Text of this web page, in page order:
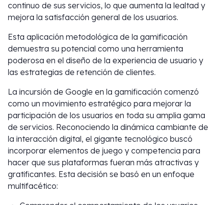
continuo de sus servicios, lo que aumenta la lealtad y
mejora la satisfacción general de los usuarios.
Esta aplicación metodológica de la gamificación
demuestra su potencial como una herramienta
poderosa en el diseño de la experiencia de usuario y
las estrategias de retención de clientes.
La incursión de Google en la gamificación comenzó
como un movimiento estratégico para mejorar la
participación de los usuarios en toda su amplia gama
de servicios. Reconociendo la dinámica cambiante de
la interacción digital, el gigante tecnológico buscó
incorporar elementos de juego y competencia para
hacer que sus plataformas fueran más atractivas y
gratificantes. Esta decisión se basó en un enfoque
multifacético: